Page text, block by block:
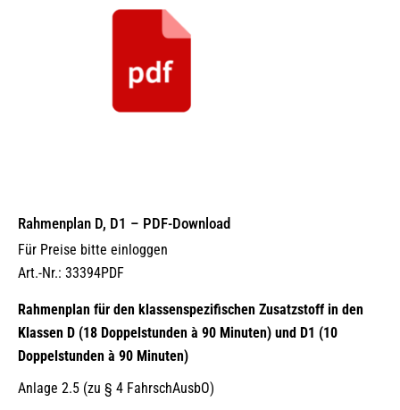
Rahmenplan D, D1 – PDF-Download
Für Preise bitte einloggen
Art.-Nr.: 33394PDF
Rahmenplan für den klassenspezifischen Zusatzstoff in den
Klassen D (18 Doppelstunden à 90 Minuten) und D1 (10
Doppelstunden à 90 Minuten)
Anlage 2.5 (zu § 4 FahrschAusbO)